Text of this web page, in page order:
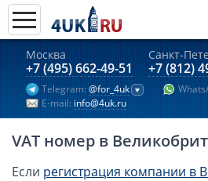
Москва
+7 (495) 662-49-51
Санкт-
+7 (812)
Telegram: @for_4uk
E-mail: info@4uk.ru
Актуальные предложения 2026
Компании в Гонконге
Английские компании LTD
Киргизия (компания и счёт)
Компании в Китае
VAT номер в
Если регистрация компании в